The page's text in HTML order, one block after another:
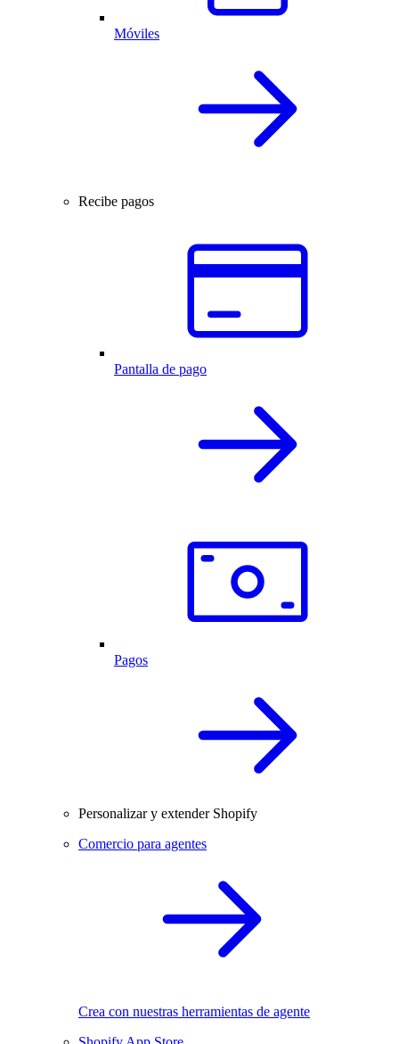
Móviles
Recibe pagos
Pantalla de pago
Pagos
Personalizar y extender Shopify
Comercio para agentes
Crea con nuestras herramientas de agente